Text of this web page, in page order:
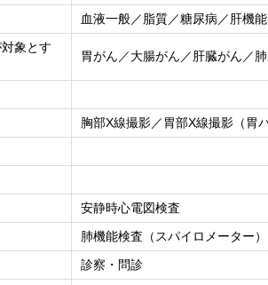
血液一般／脂質／糖尿病／肝機
象とす
胃がん／大腸がん／肝臓がん／
胸部X線撮影／胃部X線撮影（胃
安静時心電図検査
肺機能検査（スパイロメーター）
診察・問診